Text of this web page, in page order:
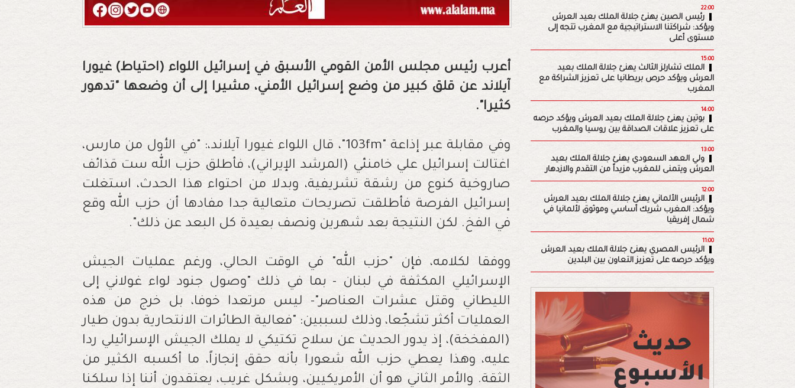
أعرب رئيس مجلس الأمن القومي الأسبق في إسرائيل اللواء (احتياط) غيورا
آيلاند عن قلق كبير من وضع إسرائيل الأمني، مشيرا إلى أن وضعها "تدهور
كثيرا".
وفي مقابلة عبر إذاعة "103fm"، قال اللواء غيورا آيلاند،: "في الأول من مارس،
اغتالت إسرائيل علي خامنئي (المرشد الإيراني)، فأطلق حزب الله ست قذائف
صاروخية كنوع من رشقة تشريفية، وبدلا من احتواء هذا الحدث، استغلت
إسرائيل الفرصة فأطلقت تصريحات متعالية جدا مفادها أن حزب الله وقع
في الفخ. لكن النتيجة بعد شهرين ونصف بعيدة كل البعد عن ذلك".
ووفقا لكلامه، فإن "حزب الله" في الوقت الحالي، ورغم عمليات الجيش
الإسرائيلي المكثفة في لبنان - بما في ذلك "وصول جنود لواء غولاني إلى
الليطاني وقتل عشرات العناصر"- ليس مرتعدا خوفا، بل خرج من هذه
العمليات أكثر تشجّعا، وذلك لسببين: "فعالية الطائرات الانتحارية بدون طيار
(المفخخة)، إذ يدور الحديث عن سلاح تكتيكي لا يملك الجيش الإسرائيلي ردا
عليه، وهذا يعطي حزب الله شعورا بأنه حقق إنجازاً، ما أكسبه الكثير من
الثقة. والأمر الثاني هو أن الأمريكيين، وبشكل غريب، يعتقدون أننا إذا سلكنا
22:00
رئيس الصين يهنئ جلالة الملك بعيد العرش
ويؤكد: شراكتنا الاستراتيجية مع المغرب تتجه إلى
مستوى أعلى
15:00
الملك تشارلز الثالث يهنئ جلالة الملك بعيد
العرش ويؤكد حرص بريطانيا على تعزيز الشراكة مع
المغرب
14:00
بوتين يهنئ جلالة الملك بعيد العرش ويؤكد حرصه
على تعزيز علاقات الصداقة بين روسيا والمغرب
13:00
ولي العهد السعودي يهنئ جلالة الملك بعيد
العرش ويتمنى للمغرب مزيداً من التقدم والازدهار
12:00
الرئيس الألماني يهنئ جلالة الملك بعيد العرش
ويؤكد: المغرب شريك أساسي وموثوق لألمانيا في
شمال إفريقيا
11:00
الرئيس المصري يهنئ جلالة الملك بعيد العرش
ويؤكد حرصه على تعزيز التعاون بين البلدين